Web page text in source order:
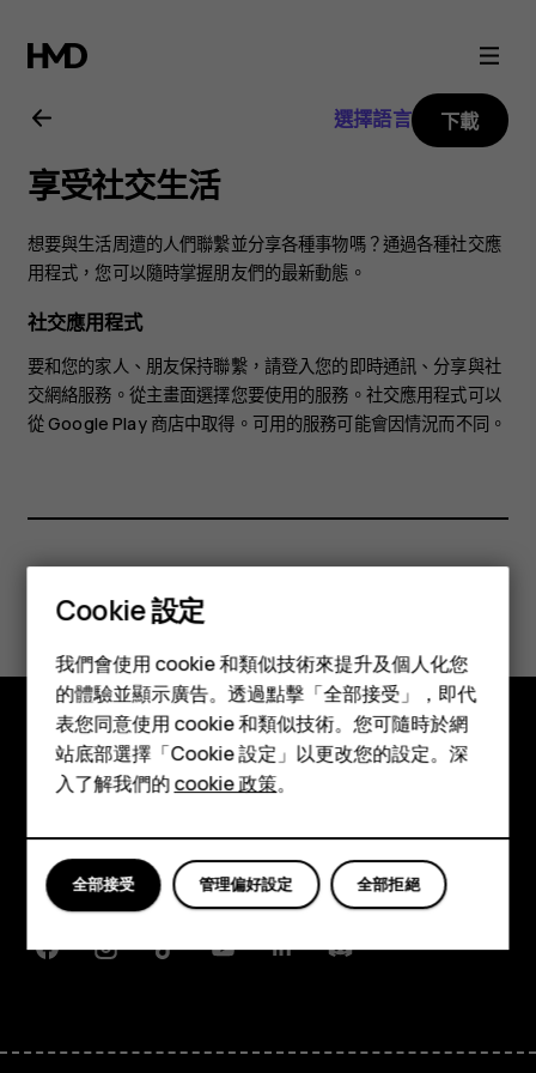
Nokia
8.1
用
戶
指
南
智慧型手機
功能型手機
配件
平板電腦
選擇語言 下載
享受社交生活
想要與生活周遭的人們聯繫並分享各種事物嗎？通過各種社交應
用程式，您可以隨時掌握朋友們的最新動態。
社交應用程式
要和您的家人、朋友保持聯繫，請登入您的即時通訊、分享與社
交網絡服務。從主畫面選擇您要使用的服務。社交應用程式可以
從Google Play 商店中取得。可用的服務可能會因情況而不同。
您認為這有幫助嗎？
是 否
探索
Planet and people
支援
FacebookInstagram
TiktokYoutubeLinkedinDiscord
Cookie 設定
我們會使用 cookie 和類似技術來提升及個人化您
的體驗並顯示廣告。透過點擊「全部接受」，即代
表您同意使用 cookie 和類似技術。您可隨時於網
站底部選擇「Cookie 設定」以更改您的設定。深
入了解我們的cookie 政策。
全部拒絕
管理偏好設定
全部接受